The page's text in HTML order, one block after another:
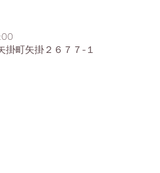
掛町矢掛２６７７−１